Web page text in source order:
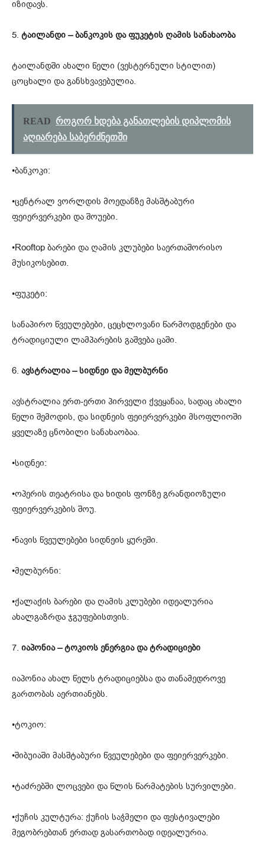
იზიდავს.
5. ტაილანდი – ბანკოკის და ფუკეტის ღამის სანახაობა
ტაილანდში ახალი წელი (ვესტერნული სტილით)
ცოცხალი და განსხვავებულია.
READ როგორ ხდება განათლების დიპლომის
აღიარება საბერძნეთში
•ბანკოკი:
•ცენტრალ ვორლდის მოედანზე მასშტაბური
ფეიერვერკები და შოუები.
•Rooftop ბარები და ღამის კლუბები საერთაშორისო
მუსიკოსებით.
•ფუკეტი:
სანაპირო წვეულებები, ცეცხლოვანი წარმოდგენები და
ტრადიციული ლამპარების გაშვება ცაში.
6. ავსტრალია – სიდნეი და მელბურნი
ავსტრალია ერთ-ერთი პირველი ქვეყანაა, სადაც ახალი
წელი შემოდის, და სიდნეის ფეიერვერკები მსოფლიოში
ყველაზე ცნობილი სანახაობაა.
•სიდნეი:
•ოპერის თეატრისა და ხიდის ფონზე გრანდიოზული
ფეიერვერკების შოუ.
•ნავის წვეულებები სიდნეის ყურეში.
•მელბურნი:
•ქალაქის ბარები და ღამის კლუბები იდეალურია
ახალგაზრდა ჯგუფებისთვის.
7. იაპონია – ტოკიოს ენერგია და ტრადიციები
იაპონია ახალ წელს ტრადიციებსა და თანამედროვე
გართობას აერთიანებს.
•ტოკიო:
•შიბუიაში მასშტაბური წვეულებები და ფეიერვერკები.
•ტაძრებში ლოცვები და წლის წარმატების სურვილები.
•ქუჩის კულტურა: ქუჩის საჭმელი და ფესტივალები
მეგობრებთან ერთად გასართობად იდეალურია.